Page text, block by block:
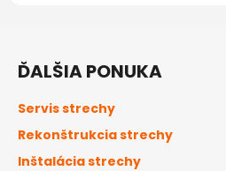
ĎALŠIA PONUKA
Servis strechy
Rekonštrukcia strechy
Inštalácia strechy